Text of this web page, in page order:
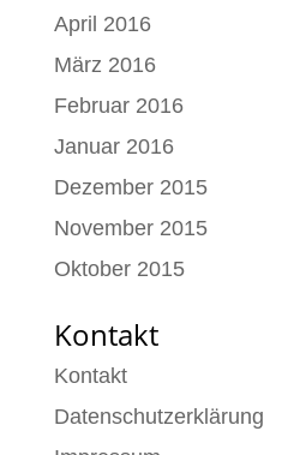
April 2016
März 2016
Februar 2016
Januar 2016
Dezember 2015
November 2015
Oktober 2015
Kontakt
Kontakt
Datenschutzerklärung